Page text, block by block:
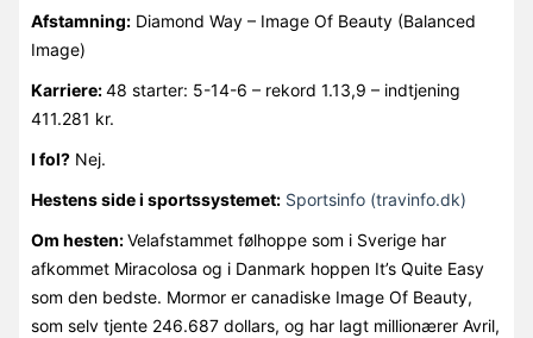
Afstamning:Diamond Way – Image Of Beauty (Balanced
Image)
Karriere:48 starter: 5-14-6 – rekord 1.13,9 – indtjening
411.281 kr.
I fol?Nej.
Hestens side i sportssystemet: Sportsinfo (travinfo.dk)
Om hesten:Velafstammet følhoppe som i Sverige har
afkommet Miracolosa og i Danmark hoppen It’s Quite Easy
som den bedste. Mormor er canadiske Image Of Beauty,
som selv tjente 246.687 dollars, og har lagt millionærer Avril,